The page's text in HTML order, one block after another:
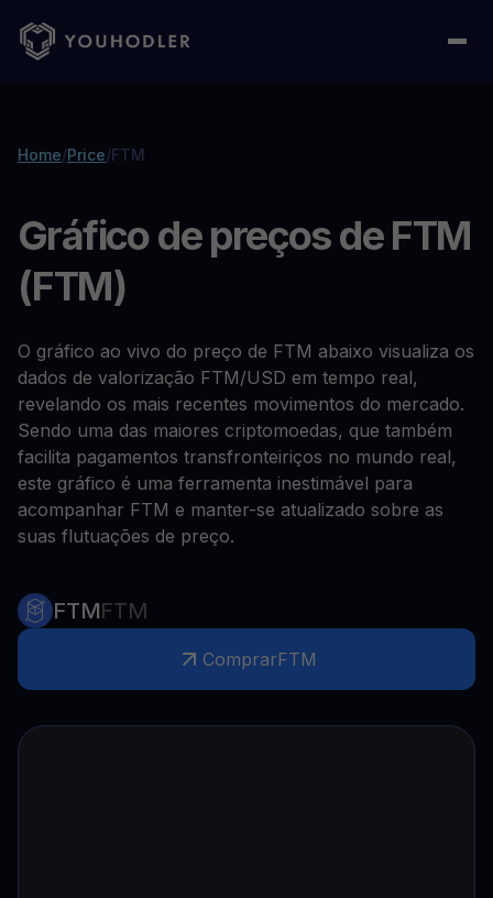
Home/Price/FTM
Gráfico de preços de FTM
(FTM)
O gráfico ao vivo do preço de FTM abaixo visualiza os
dados de valorização FTM/USD em tempo real,
revelando os mais recentes movimentos do mercado.
Sendo uma das maiores criptomoedas, que também
facilita pagamentos transfronteiriços no mundo real,
este gráfico é uma ferramenta inestimável para
acompanhar FTM e manter-se atualizado sobre as
suas flutuações de preço.
FTMFTM
ComprarFTM